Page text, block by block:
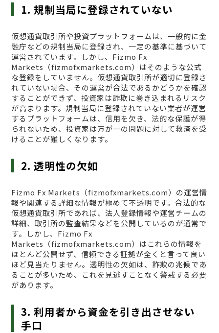
1. 規制当局に登録されていない
仮想通貨取引所や投資プラットフォームは、一般的に金
融庁などの規制当局に登録され、一定の基準に基づいて
運営されています。しかし、Fizmo Fx
Markets（fizmofxmarkets.com）はそのような公式
な登録をしていません。仮想通貨取引所が適切に登録さ
れていない場合、その運営が合法であるかどうかを確認
することができず、投資家は詐欺に巻き込まれるリスク
が高まります。規制当局に登録されていない業者が運営
するプラットフォームは、信用を欠き、法的な保護が得
られないため、投資家は万が一の問題に対して救済を受
けることが難しくなります。
2. 透明性の欠如
Fizmo Fx Markets（fizmofxmarkets.com）の運営情
報や関連する詳細な情報が極めて不透明です。合法的な
仮想通貨取引所であれば、法人登録情報や運営チームの
詳細、取引所の監査結果などを公開しているのが通常で
す。しかし、Fizmo Fx
Markets（fizmofxmarkets.com）はこれらの情報を
ほとんど公開せず、信頼できる証拠が全くと言って良い
ほど見当たりません。透明性の欠如は、詐欺の兆候であ
ることが多いため、これを見逃すことなく警戒する必要
があります。
3. 利用者から資金を引き出させない
手口